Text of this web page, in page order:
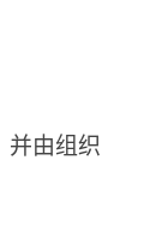
并由组织